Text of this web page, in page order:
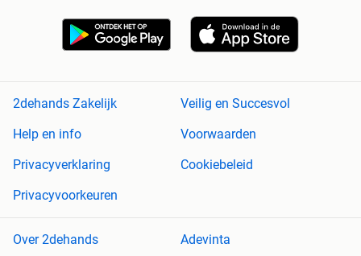
2dehands Zakelijk
Veilig en Succesvol
Help en info
Voorwaarden
Privacyverklaring
Cookiebeleid
Privacyvoorkeuren
Over 2dehands Adevinta